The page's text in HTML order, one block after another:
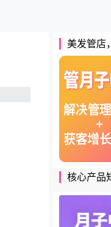
美发管店
核心产品